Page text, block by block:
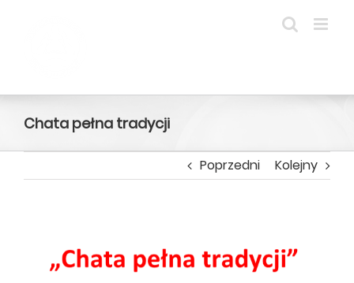
Chata pełna tradycji
Poprzedni Kolejny
większy
obrazek